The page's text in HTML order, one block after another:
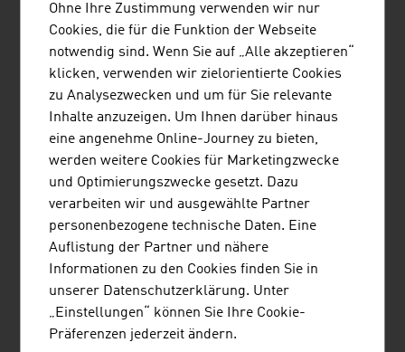
werden. Mit einer leicht zu bedienenden “search-book-
play”-App können Proberäume für eine oder mehrere
Stunden, in der näheren Umgebung oder in fremden
Städten, mit nur wenigen Klicks gebucht werden.
Seit mehr als 35 Jahren begeistert die
Dokumentationsreihe „Universum“ mit großen
Mehrteilern über Tiere und Natur und innovativen
Einzelfilmen aus den Themenbereichen Geschichte,
Wissenschaft und Technik ein breites Publikum.
Österreichische „Universum“-Eigenproduktionen
werden in bis zu 100 Länder der Erde verkauft. Zu den
internationalen Kooperationspartnern der
österreichischen Produzenten gehört auch die BBC.
Die Wiener Staatsoper hat als eines der führenden
Ohne Ihre Zustimmung verwenden wir nur
Cookies, die für die Funktion der Webseite
notwendig sind. Wenn Sie auf „Alle akzeptieren“
klicken, verwenden wir zielorientierte Cookies
zu Analysezwecken und um für Sie relevante
Inhalte anzuzeigen. Um Ihnen darüber hinaus
eine angenehme Online-Journey zu bieten,
werden weitere Cookies für Marketingzwecke
und Optimierungszwecke gesetzt. Dazu
verarbeiten wir und ausgewählte Partner
personenbezogene technische Daten. Eine
Auflistung der Partner und nähere
Informationen zu den Cookies finden Sie in
unserer Datenschutzerklärung. Unter
„Einstellungen“ können Sie Ihre Cookie-
Präferenzen jederzeit ändern.